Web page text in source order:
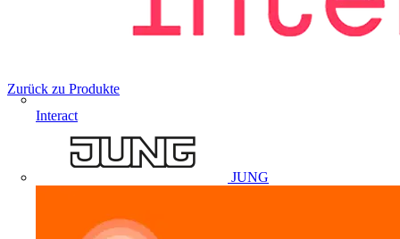
Interact
JUNG
Zurück zu Produkte